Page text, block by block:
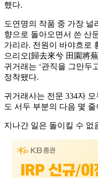
했다.
도연명의 작품 중 가장 널
향으로 돌아오면서 쓴 산
가리라. 전원이 바야흐로
으리오[歸去來兮 田園將
귀거래는 ‘관직을 그만두
정착됐다.
귀거래사는 전문 334자
도 서두 부분의 다음 몇
지나간 일은 돌이킬 수